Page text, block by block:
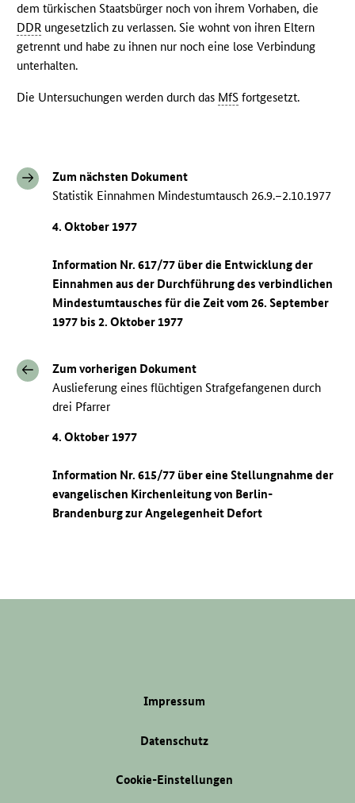
dem türkischen Staatsbürger noch von ihrem Vorhaben, die
DDR ungesetzlich zu verlassen. Sie wohnt von ihren Eltern
getrennt und habe zu ihnen nur noch eine lose Verbindung
unterhalten.
Die Untersuchungen werden durch das MfS fortgesetzt.
Zum nächsten Dokument
Statistik Einnahmen Mindestumtausch 26.9.–2.10.1977
4. Oktober 1977
Information Nr. 617/77 über die Entwicklung der
Einnahmen aus der Durchführung des verbindlichen
Mindestumtausches für die Zeit vom 26. September
1977 bis 2. Oktober 1977
Zum vorherigen Dokument
Auslieferung eines flüchtigen Strafgefangenen durch
drei Pfarrer
4. Oktober 1977
Information Nr. 615/77 über eine Stellungnahme der
evangelischen Kirchenleitung von Berlin-
Brandenburg zur Angelegenheit Defort
Impressum
Datenschutz
Cookie-Einstellungen